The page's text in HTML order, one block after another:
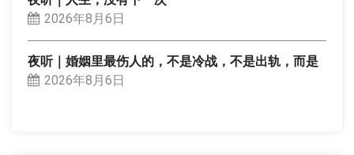
2026年8月6日
夜听｜婚姻里最伤人的，不是冷战，不是出轨，而是
2026年8月6日